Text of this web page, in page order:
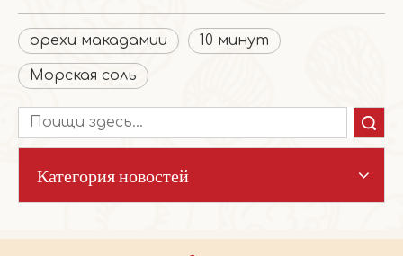
орехи макадамии 10 минут
Морская соль
Категория новостей